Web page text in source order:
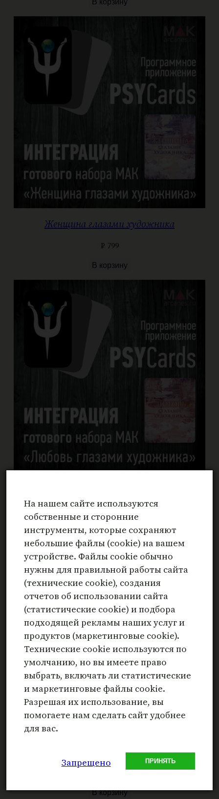
Женщина глазами художника
₽ 799
В корзину
₽799
В корзину
Аллегории
В корзину
На нашем сайте используются
собственные и сторонние
инструменты, которые сохраняют
небольшие файлы (cookie) на вашем
устройстве. Файлы cookie обычно
нужны для правильной работы сайта
(технические cookie), создания
отчетов об использовании сайта
(статистические cookie) и подбора
подходящей рекламы наших услуг и
продуктов (маркетинговые cookie).
Технические cookie используются по
умолчанию, но вы имеете право
выбрать, включать ли статистические
и маркетинговые файлы cookie.
Разрешая их использование, вы
помогаете нам сделать сайт удобнее
для вас.
ПРИНЯТЬ
Запрещено